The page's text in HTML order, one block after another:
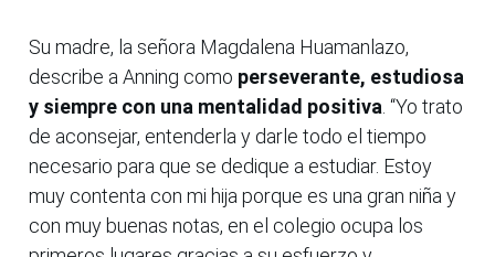
Su madre, la señora Magdalena Huamanlazo,
describe a Anning como perseverante, estudiosa
y siempre con una mentalidad positiva . “Yo trato
de aconsejar, entenderla y darle todo el tiempo
necesario para que se dedique a estudiar. Estoy
muy contenta con mi hija porque es una gran niña y
con muy buenas notas, en el colegio ocupa los